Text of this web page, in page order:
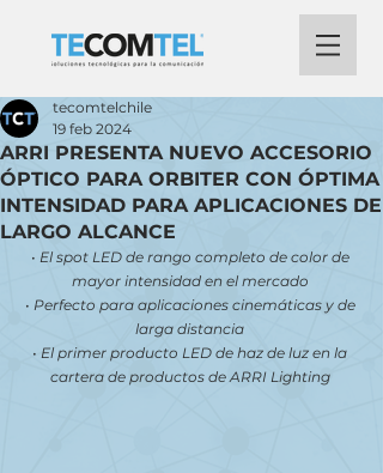
ARRI PRESENTA NUEVO ACCESORIO
ÓPTICO PARA ORBITER CON ÓPTIMA
INTENSIDAD PARA APLICACIONES DE
LARGO ALCANCE
tecomtelchile
19 feb 2024
• El spot LED de rango completo de color de
mayor intensidad en el mercado
• Perfecto para aplicaciones cinemáticas y de
larga distancia
• El primer producto LED de haz de luz en la
cartera de productos de ARRI Lighting